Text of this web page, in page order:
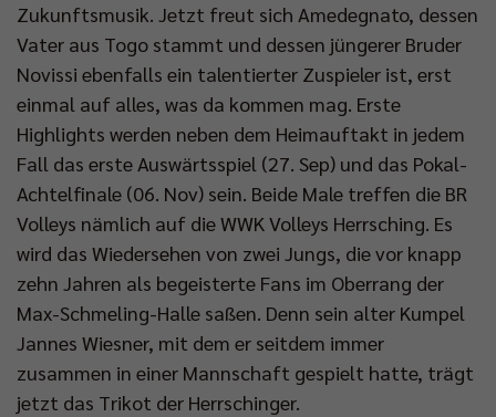
Zukunftsmusik. Jetzt freut sich Amedegnato, dessen
Vater aus Togo stammt und dessen jüngerer Bruder
Novissi ebenfalls ein talentierter Zuspieler ist, erst
einmal auf alles, was da kommen mag. Erste
Highlights werden neben dem Heimauftakt in jedem
Fall das erste Auswärtsspiel (27. Sep) und das Pokal-
Achtelfinale (06. Nov) sein. Beide Male treffen die BR
Volleys nämlich auf die WWK Volleys Herrsching. Es
wird das Wiedersehen von zwei Jungs, die vor knapp
zehn Jahren als begeisterte Fans im Oberrang der
Max-Schmeling-Halle saßen. Denn sein alter Kumpel
Jannes Wiesner, mit dem er seitdem immer
zusammen in einer Mannschaft gespielt hatte, trägt
jetzt das Trikot der Herrschinger.